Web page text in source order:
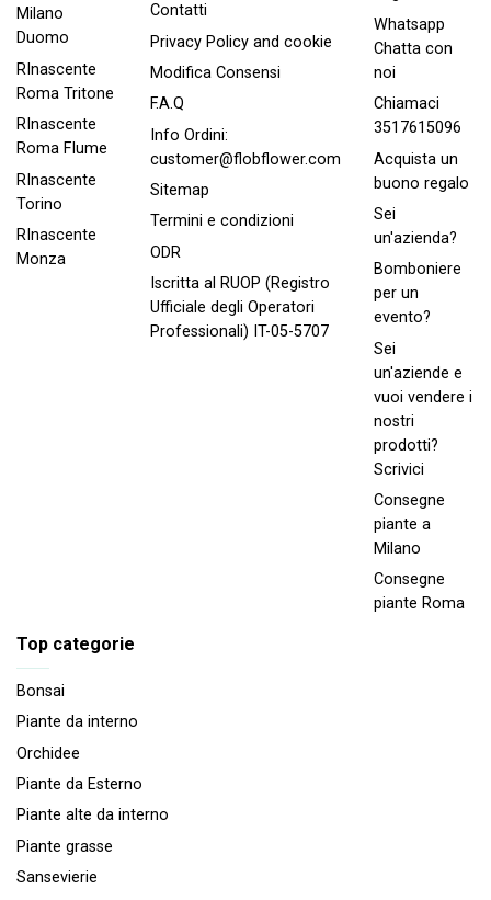
Milano
Duomo
RInascente
Roma Tritone
RInascente
Roma FIume
RInascente
Torino
RInascente
Monza
Contatti
Privacy Policy and cookie
Modifica Consensi
F.A.Q
Info Ordini:
customer@flobflower.com
Sitemap
Termini e condizioni
ODR
Iscritta al RUOP (Registro
Ufficiale degli Operatori
Professionali) IT-05-5707
Whatsapp
Chatta con
noi
Chiamaci
3517615096
Acquista un
buono regalo
Sei
un'azienda?
Bomboniere
per un
evento?
Sei
un'aziende e
vuoi vendere i
nostri
prodotti?
Scrivici
Consegne
piante a
Milano
Consegne
piante Roma
Top categorie
Bonsai
Piante da interno
Orchidee
Piante da Esterno
Piante alte da interno
Piante grasse
Sansevierie